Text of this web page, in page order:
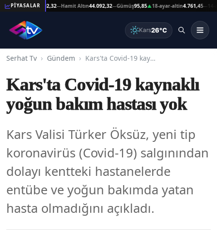
PİYASALAR
Altın44.092,32—Hamit Altın44.092,32—Gümüş95,85▲18-ayar-altin4.761,45—14-
Kars26°C
Serhat Tv Gündem Kars'ta Covid-19 kaynaklı yoğun bakım hastası yok
Kars'ta Covid-19 kaynaklı
yoğun bakım hastası yok
Kars Valisi Türker Öksüz, yeni tip
koronavirüs (Covid-19) salgınından
dolayı kentteki hastanelerde
entübe ve yoğun bakımda yatan
hasta olmadığını açıkladı.